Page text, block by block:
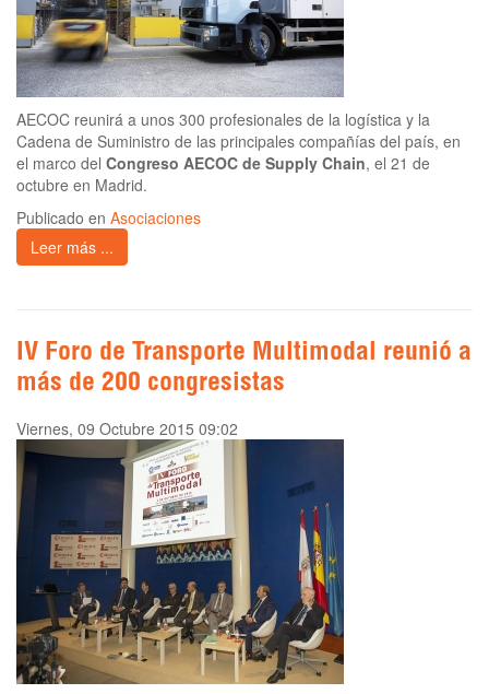
AECOC reunirá a unos 300 profesionales de la logística y la
Cadena de Suministro de las principales compañías del país, en
el marco del Congreso AECOC de Supply Chain, el 21 de
octubre en Madrid.
Publicado en Asociaciones
Leer más ...
IV Foro de Transporte Multimodal reunió a
más de 200 congresistas
Viernes, 09 Octubre 2015 09:02